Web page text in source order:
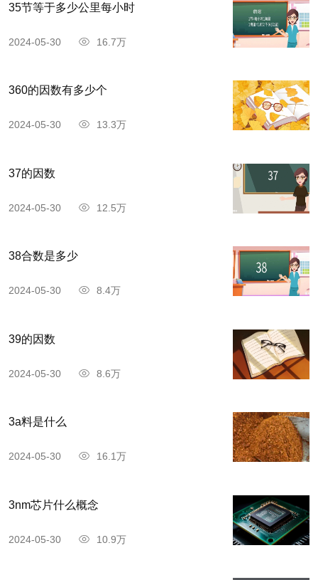
35节等于多少公里每小时
2024-05-30 16.7万
360的因数有多少个
2024-05-30 13.3万
37的因数
2024-05-30 12.5万
38合数是多少
2024-05-30 8.4万
39的因数
2024-05-30 8.6万
3a料是什么
2024-05-30 16.1万
3nm芯片什么概念
2024-05-30 10.9万